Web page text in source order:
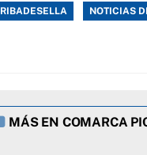
RIBADESELLA NOTICIAS
MÁS EN COMARCA